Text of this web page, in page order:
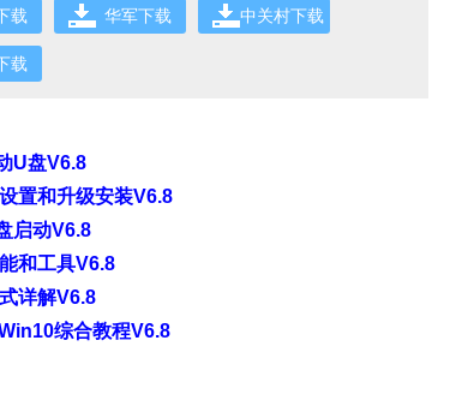
载 华军下载 中关村下载
载
U盘V6.8
置和升级安装V6.8
启动V6.8
和工具V6.8
详解V6.8
综合教程V6.8